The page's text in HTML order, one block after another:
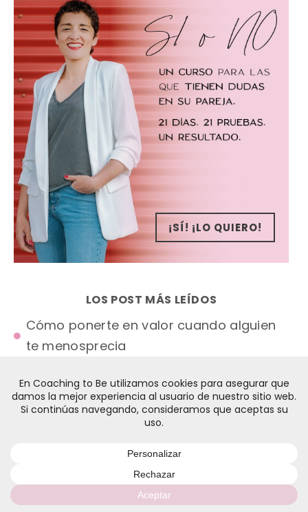
¡SÍ! ¡LO QUIERO!
LOS POST MÁS LEÍDOS
Cómo ponerte en valor cuando alguien
te menosprecia
algo que hiciste
Cómo evitar que alguien te haga sentir
Cuando te están tratando mal y tú no te